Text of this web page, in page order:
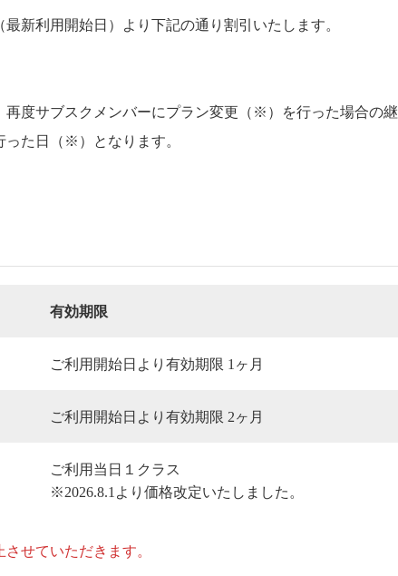
新利用開始日）より下記の通り割引いたします。
度サブスクメンバーにプラン変更（※）を行った場合の継
た日（※）となります。
有効期限
ご利用開始日より有効期限 1ヶ月
ご利用開始日より有効期限 2ヶ月
ご利用当日１クラス
※2026.8.1より価格改定いたしました。
せていただきます。